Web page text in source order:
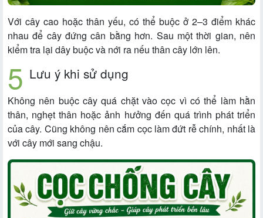
Với cây cao hoặc thân yếu, có thể buộc ở 2–3 điểm khác
nhau để cây đứng cân bằng hơn. Sau một thời gian, nên
kiểm tra lại dây buộc và nới ra nếu thân cây lớn lên.
Lưu ý khi sử dụng
Không nên buộc cây quá chặt vào cọc vì có thể làm hằn
thân, nghẹt thân hoặc ảnh hưởng đến quá trình phát triển
của cây. Cũng không nên cắm cọc làm đứt rễ chính, nhất là
với cây mới sang chậu.